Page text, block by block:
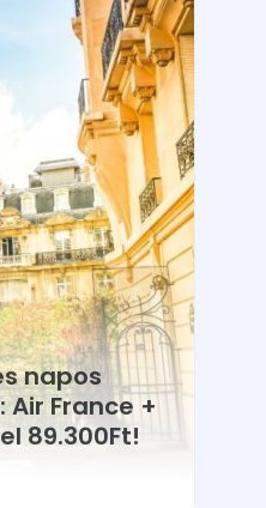
napos
France +
89.300Ft!